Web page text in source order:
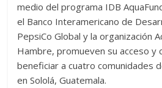
medio del programa IDB
el Banco Interamericano de
PepsiCo Global y la organización
Hambre, promueven su acceso y
beneficiar a cuatro comunidades
en Sololá, Guatemala.